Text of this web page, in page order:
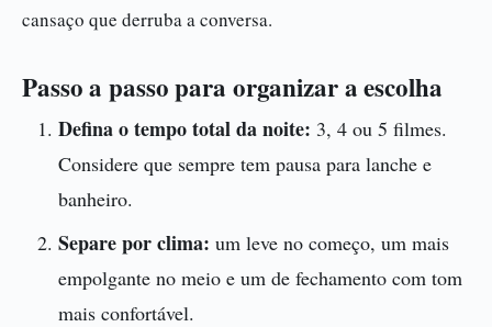
cansaço que derruba a conversa.
Passo a passo para organizar a escolha
Defina o tempo total da noite: 3, 4 ou 5 filmes.
Considere que sempre tem pausa para lanche e
banheiro.
Separe por clima: um leve no começo, um mais
empolgante no meio e um de fechamento com tom
mais confortável.